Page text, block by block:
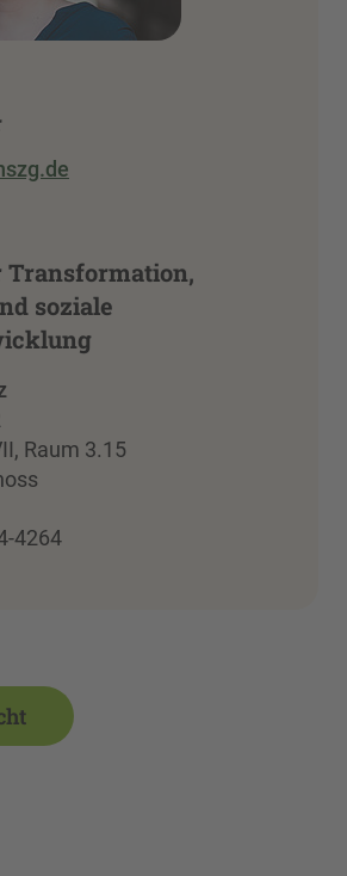
soziale
Raum 3.15
4264